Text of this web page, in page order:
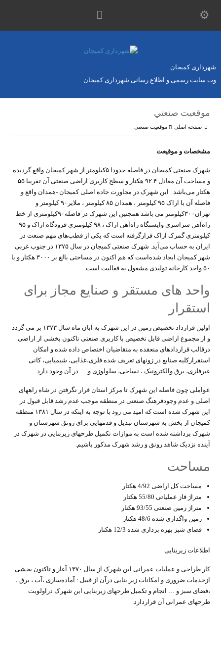
شهرداری کمیجان
وب سایت رسمی و اطلاع رسانی شهرداری کمیجان
موقعيت صنعتي
صفحه اصلی موقعيت صنعتي
مشخصات و موقیعت
شهرک صنعتی كميجان در فاصله حدودا ۵كيلومتر از شهر كميجان واقع گرديده
و مساحت آن معادل ۹۲.۴ هكتار و سطح كاربری اراضی صنعتی آن تقريبا ۵۵
هكتار می‌باشد . اين شهرک در مجاورت جاده اصلی كميجان -همدان واقع و
فاصله آن با اراک ۹۵ كيلومتر ‌، همدان ۸۵ كيلومتر ، ملاير۹۰ كيلومتر و
تهران۳۰۰كيلومتر می باشد همچنين اين شهرک در فاصله۹۰كيلومتری از خط
راه‌آهن سراسری وايستگاه راه‌آهن اراک ، ۹۸ كيلومتری فرودگاه اراک و ۹۵
كيلومتری گمرک ‌اراک قرارگرفته است که یکی از قطب‌های مهم صنعت در
ایران به حساب می‌آید. شهرک صنعتی کمیجان در سال ۱۳۷۵ در جنوب غربی
شهر کمیجان ایجاد شده‌است که هم اکنون در مساحتی بالغ بر ۳۰۰۰ هکتار و با
۵۰ واحد کارخانه تولیدی مشغول به فعالیت است.
واحد های مستقر و صنایع مجاز برای
استقرار
اولین قرارداد تخصیص زمین در این شهرک به آبان ماه سال ۱۳۷۳ بر می گردد
و از مجموع اراضی قابل تخصیص با کاربری صنعتی تاکنون بخشی از اراضی
درقالب قراردادهای منعقده به متقاضیان اختصاص داده شده و امکان
استقرارکلیه صنایع در زونهای تعریف شده فلزی،غذایی، شیمیایی، کانی
غیرفلزی، برق والکترونیک ، نساجی، سلولوزی و … در آن وجود دارد.
عواملی چون فاصله این شهرک تا مرکز استان قرار نگرفتن در شاه راههای
اصلی و عدم وجودفرهنگ صنعتی در منطقه موجب عدم رشد قابل قبول در
این شهرک شده است که امید می رود با توجه به اینکه در سال ۱۳۸۱ منطقه
کمیجان از بخش به شهرستان تبدیل و قدمهایی برای رونق شهرستان و
شهرک برداشته شده است به موازات تکمیل طرحهای زیربنایی در شهرک در
آینده نزدیک شاهد رونق و رشد شهرک مذکور باشیم.
مساحت
مساحت کل اراضی 4/92 هکتار
متراژ فاز عملیاتی 55/80 هکتار
متراژ زمین صنعتی 93/55 هکتار
زمین واگذاری شده 48/6 هکتار
فضای شبز بهره برداری شده 12/3 هکتار
اطلاعات زیربنایی
کار طراحی و عملیات عمرانی این شهرک از سال ۱۳۷۰ آغاز و تاکنون بخشی
ازخدمات ضروری و امکانات زیر بنایی درآن از قبیل : آماده‌سازی ،آب ، برق ،
،فضای سبز و … انجام و تکمیل طرحهای زیربنایی این شهرک دراولویت
طرحهای عمرانی آن قراردارد.